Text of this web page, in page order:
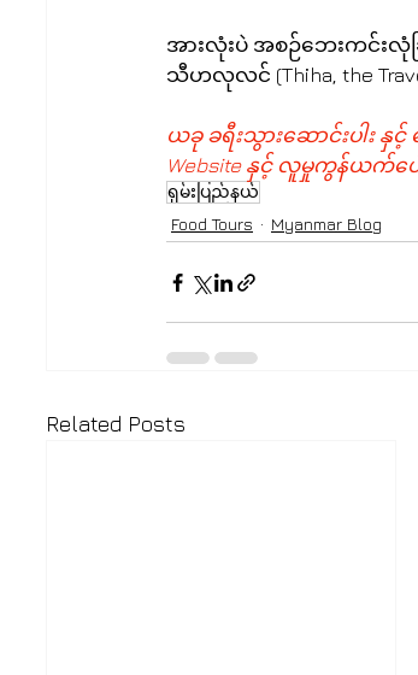
အားလုံးပဲ အစဉ်ဘေးကင်းလုံခြုံ
သီဟလုလင် (Thiha, the
ယခု ခရီးသွားဆောင်းပါး
Website နှင့် လူမှုကွန်ယက်ပေ
ရှမ်းပြည်နယ်
Food Tours Myanmar Blog
Related Posts